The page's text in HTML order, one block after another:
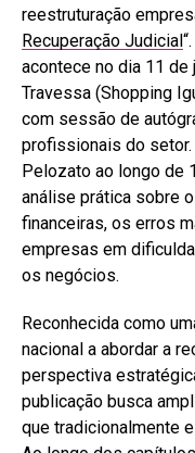
reestruturação
Recuperação Judicial
acontece no dia 11 de
Travessa (Shopping
com sessão de
profissionais do
Pelozato ao longo de
análise prática sobre
financeiras, os erros
empresas em
os negócios.
Reconhecida como
nacional a abordar a
perspectiva
publicação busca
que tradicionalmente